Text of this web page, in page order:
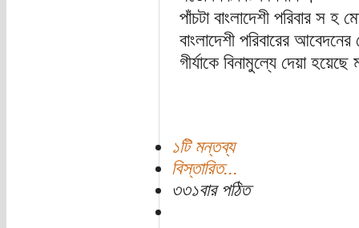
পাঁচটা বাংলাদেশী পরিবার স
বাংলাদেশী পরিবারের
গীর্যাকে বিনামুল্যে দেয়া
১টি মন্তব্য
বিস্তারিত...
৩৩১বার পঠিত